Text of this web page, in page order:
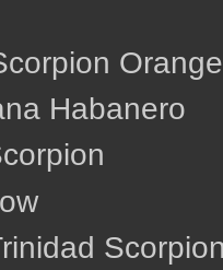
Orange
Habanero